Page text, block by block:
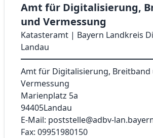
Amt für Digitalisierung,
und Vermessung
Katasteramt | Bayern Landkreis
Landau
Amt für Digitalisierung, Breitband
Vermessung
Marienplatz 5a
94405Landau
E-Mail: poststelle@adbv-
Fax: 09951980150